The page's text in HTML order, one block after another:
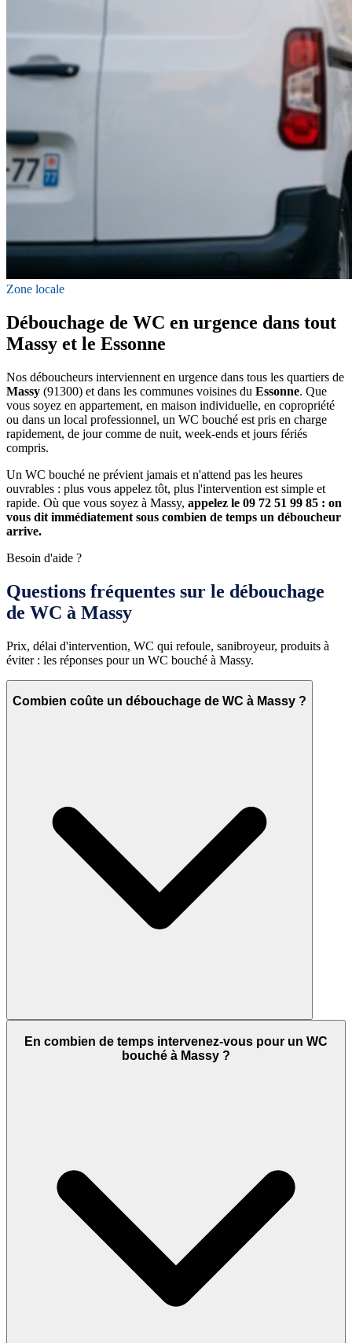
Zone locale
Débouchage de WC en urgence dans tout
Massy et le Essonne
Nos déboucheurs interviennent en urgence dans tous les quartiers de
Massy (91300) et dans les communes voisines du Essonne. Que
vous soyez en appartement, en maison individuelle, en copropriété
ou dans un local professionnel, un WC bouché est pris en charge
rapidement, de jour comme de nuit, week-ends et jours fériés
compris.
Un WC bouché ne prévient jamais et n'attend pas les heures
ouvrables : plus vous appelez tôt, plus l'intervention est simple et
rapide. Où que vous soyez à Massy, appelez le 09 72 51 99 85 : on
vous dit immédiatement sous combien de temps un déboucheur
arrive.
Besoin d'aide ?
Questions fréquentes sur le débouchage
de WC à Massy
Prix, délai d'intervention, WC qui refoule, sanibroyeur, produits à
éviter : les réponses pour un WC bouché à Massy.
Combien coûte un débouchage de WC à Massy ?
En combien de temps intervenez-vous pour un WC
bouché à Massy ?